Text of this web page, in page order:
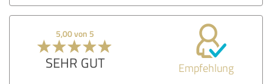
5,00 von 5
SEHR GUT Empfehlung